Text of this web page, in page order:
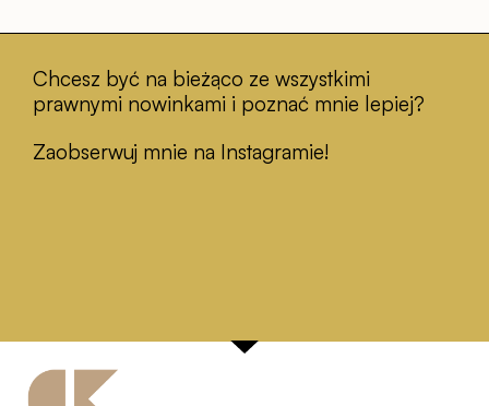
Chcesz być na bieżąco ze wszystkimi
prawnymi nowinkami i poznać mnie lepiej?
Zaobserwuj mnie na Instagramie!